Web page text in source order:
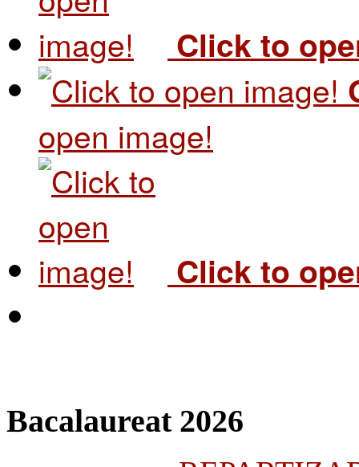
Click to
open image!
Click to
Bacalaureat 2026